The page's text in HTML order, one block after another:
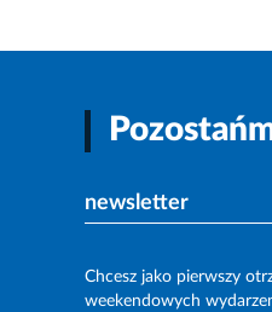
newsletter
Chcesz jako pierwszy
weekendowych